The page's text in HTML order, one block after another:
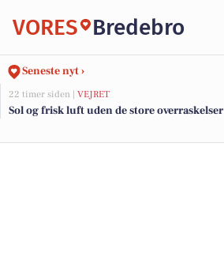
VORES Bredebro
Seneste nyt ›
22 timer siden | VEJRET
Sol og frisk luft uden de store overraskelser